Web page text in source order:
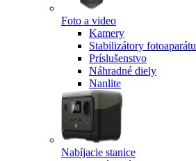
Foto a video
Kamery
Stabilizátory fotoaparátu
Príslušenstvo
Náhradné diely
Nanlite
Nabíjacie stanice